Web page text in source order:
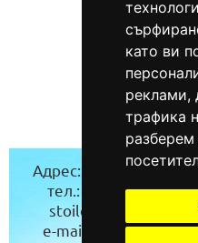
като ви
реклами,
трафика
Адрес:
гр.
тел.: 0885/94 36 46
stoilov_ood@abv.bg
e-mail: